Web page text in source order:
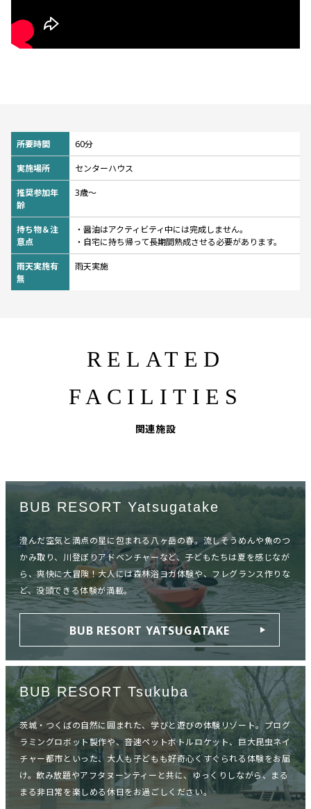
所要時間 60分
実施場所 センターハウス
推奨参加年
齢
3歳〜
持ち物＆注
意点
・醤油はアクティビティ中には完成しません。
・自宅に持ち帰って長期間熟成させる必要があります。
雨天実施有
無
雨天実施
RELATED
FACILITIES
関連施設
BUB RESORT Yatsugatake
澄んだ空気と満点の星に包まれる八ヶ岳の春。流しそうめんや魚のつ
かみ取り、川登ぼりアドベンチャーなど、子どもたちは夏を感じなが
ら、爽快に大冒険！大人には森林浴ヨガ体験や、フレグランス作りな
ど、没頭できる体験が満載。
BUB RESORT YATSUGATAKE
BUB RESORT Tsukuba
茨城・つくばの自然に囲まれた、学びと遊びの体験リゾート。プログ
ラミングロボット製作や、音速ペットボトルロケット、巨大昆虫ネイ
チャー都市といった、大人も子どもも好奇心くすぐられる体験をお届
け。飲み放題やアフタヌーンティーと共に、ゆっくりしながら、まる
まる非日常を楽しめる休日をお過ごしください。